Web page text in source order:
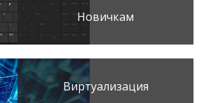
Новичкам
Виртуализация